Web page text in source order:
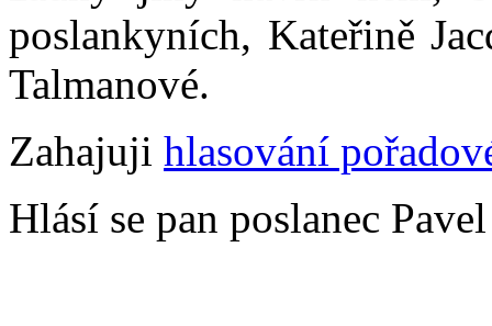
poslankyních, Kateřině
Talmanové.
Zahajuji hlasování
Hlásí se pan poslanec